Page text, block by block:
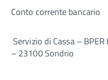
Conto corrente bancario
Servizio di Cassa –
– 23100 Sondrio